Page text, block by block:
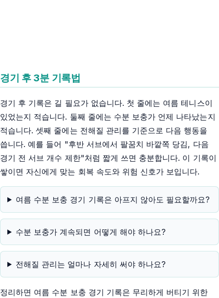
경기 후 3분 기록법
경기 후 기록은 길 필요가 없습니다. 첫 줄에는 여름 테니스이
있었는지 적습니다. 둘째 줄에는 수분 보충가 언제 나타났는지
적습니다. 셋째 줄에는 전해질 관리를 기준으로 다음 행동을
씁니다. 예를 들어 "후반 서브에서 팔꿈치 바깥쪽 당김, 다음
경기 전 서브 개수 제한"처럼 짧게 쓰면 충분합니다. 이 기록이
쌓이면 자신에게 맞는 회복 속도와 위험 신호가 보입니다.
여름 수분 보충 경기 기록은 아프지 않아도 필요할까요?
수분 보충가 계속되면 어떻게 해야 하나요?
전해질 관리는 얼마나 자세히 써야 하나요?
정리하면 여름 수분 보충 경기 기록은 무리하게 버티기 위한